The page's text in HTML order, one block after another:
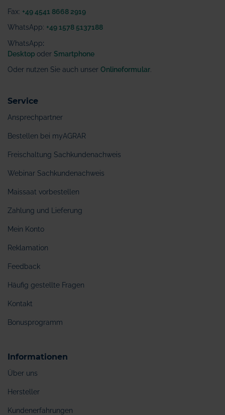
Fax: +49 4541 8668 2919
WhatsApp: +49 1578 5137188
WhatsApp:
Desktop oder Smartphone
Oder nutzen Sie auch unser Onlineformular
Service
Ansprechpartner
Bestellen bei myAGRAR
Freischaltung Sachkundenachweis
Webinar Sachkundenachweis
Maissaat vorbestellen
Zahlung und Lieferung
Mein Konto
Reklamation
Feedback
Häufig gestellte Fragen
Kontakt
Bonusprogramm
Informationen
Über uns
Hersteller
Kundenerfahrungen